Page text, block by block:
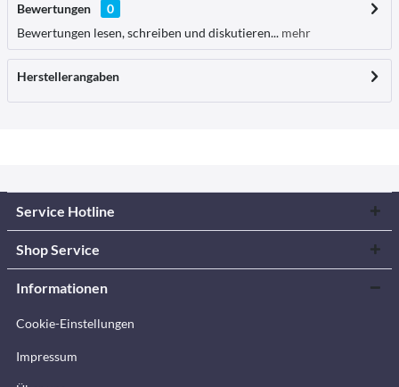
Bewertungen
0
Bewertungen lesen, schreiben und diskutieren... mehr
Herstellerangaben
Service Hotline
Shop Service
Informationen
Cookie-Einstellungen
Impressum